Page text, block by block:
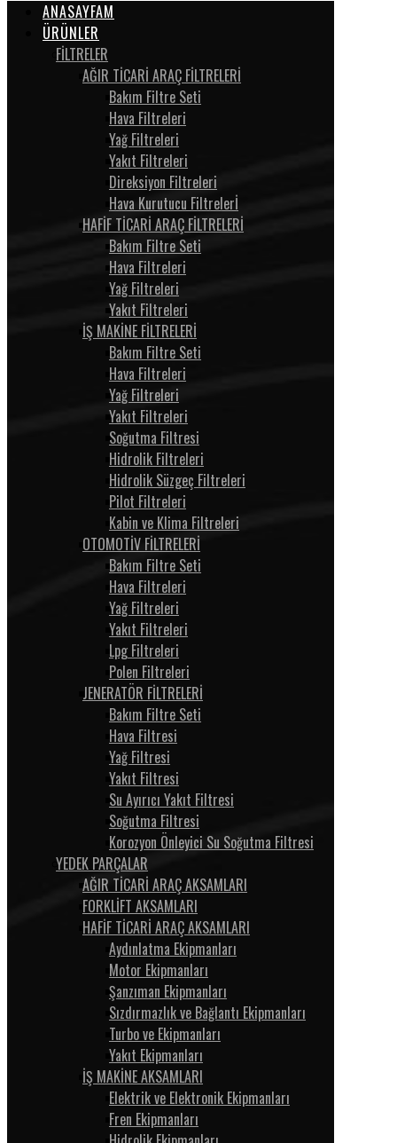
ANASAYFAM
ÜRÜNLER
FİLTRELER
AĞIR TİCARİ ARAÇ FİLTRELERİ
Bakım Filtre Seti
Hava Filtreleri
Yağ Filtreleri
Yakıt Filtreleri
Direksiyon Filtreleri
Hava Kurutucu Filtrelerİ
HAFİF TİCARİ ARAÇ FİLTRELERİ
Bakım Filtre Seti
Hava Filtreleri
Yağ Filtreleri
Yakıt Filtreleri
İŞ MAKİNE FİLTRELERİ
Bakım Filtre Seti
Hava Filtreleri
Yağ Filtreleri
Yakıt Filtreleri
Soğutma Filtresi
Hidrolik Filtreleri
Hidrolik Süzgeç Filtreleri
Pilot Filtreleri
Kabin ve Klima Filtreleri
OTOMOTİV FİLTRELERİ
Bakım Filtre Seti
Hava Filtreleri
Yağ Filtreleri
Yakıt Filtreleri
Lpg Filtreleri
Polen Filtreleri
JENERATÖR FİLTRELERİ
Bakım Filtre Seti
Hava Filtresi
Yağ Filtresi
Yakıt Filtresi
Su Ayırıcı Yakıt Filtresi
Soğutma Filtresi
Korozyon Önleyici Su Soğutma Filtresi
YEDEK PARÇALAR
AĞIR TİCARİ ARAÇ AKSAMLARI
FORKLİFT AKSAMLARI
HAFİF TİCARİ ARAÇ AKSAMLARI
Aydınlatma Ekipmanları
Motor Ekipmanları
Şanzıman Ekipmanları
Sızdırmazlık ve Bağlantı Ekipmanları
Turbo ve Ekipmanları
Yakıt Ekipmanları
İŞ MAKİNE AKSAMLARI
Elektrik ve Elektronik Ekipmanları
Fren Ekipmanları